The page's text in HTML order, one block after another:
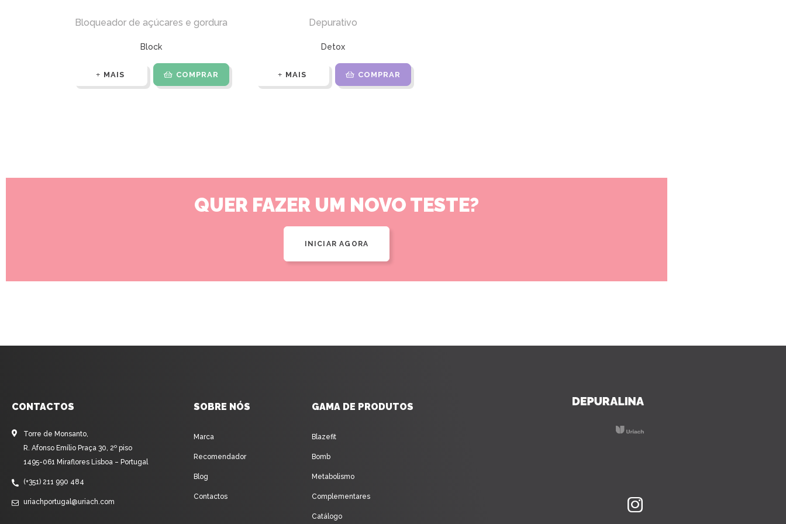
Bloqueador de açúcares e gordura
Block
MAIS COMPRAR
Depurativo
Detox
MAIS COMPRAR
QUER FAZER UM NOVO TESTE?
INICIAR AGORA
CONTACTOS
Torre de Monsanto,
R. Afonso Emílio Praça 30, 2º piso
1495-061 Miraflores Lisboa – Portugal
(+351) 211 990 484
uriachportugal@uriach.com
SOBRE NÓS
Marca
Recomendador
Blog
Contactos
GAMA DE PRODUTOS
Blazefit
Bomb
Metabolismo
Complementares
Catálogo